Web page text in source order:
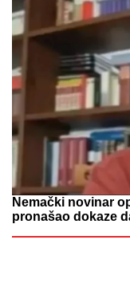
Nemački novinar
pronašao dokaze